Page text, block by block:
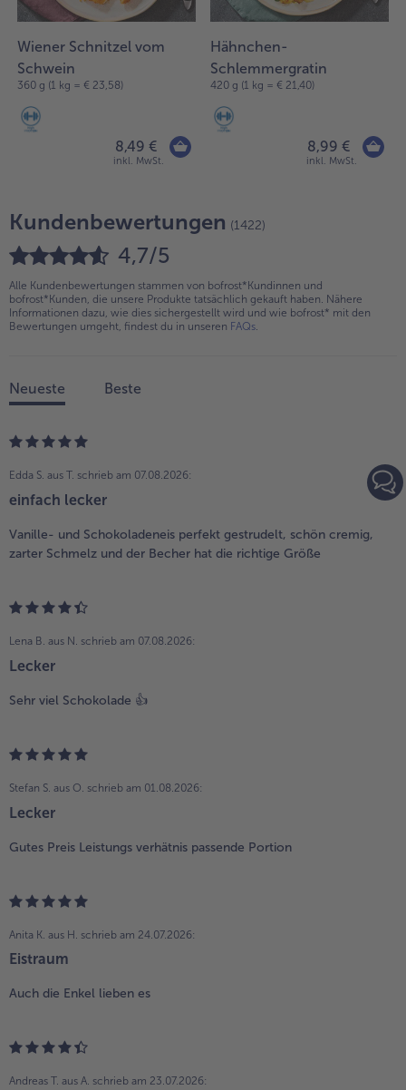
Wiener Schnitzel vom
Schwein
360 g (1 kg = € 23,58)
8,49 €
inkl. MwSt.
Hähnchen-
Schlemmergratin
420 g (1 kg = € 21,40)
8,99 €
inkl. MwSt.
Kundenbewertungen (1422)
4,7/5
Alle Kundenbewertungen stammen von bofrost*Kundinnen und
bofrost*Kunden, die unsere Produkte tatsächlich gekauft haben. Nähere
Informationen dazu, wie dies sichergestellt wird und wie bofrost* mit den
Bewertungen umgeht, findest du in unseren FAQs
Neueste Beste
Edda S. aus T. schrieb am 07.08.2026:
einfach lecker
Vanille- und Schokoladeneis perfekt gestrudelt, schön cremig,
zarter Schmelz und der Becher hat die richtige Größe
Lena B. aus N. schrieb am 07.08.2026:
Lecker
Sehr viel Schokolade 👍
Stefan S. aus O. schrieb am 01.08.2026:
Lecker
Gutes Preis Leistungs verhätnis passende Portion
Anita K. aus H. schrieb am 24.07.2026:
Eistraum
Auch die Enkel lieben es
Andreas T. aus A. schrieb am 23.07.2026: